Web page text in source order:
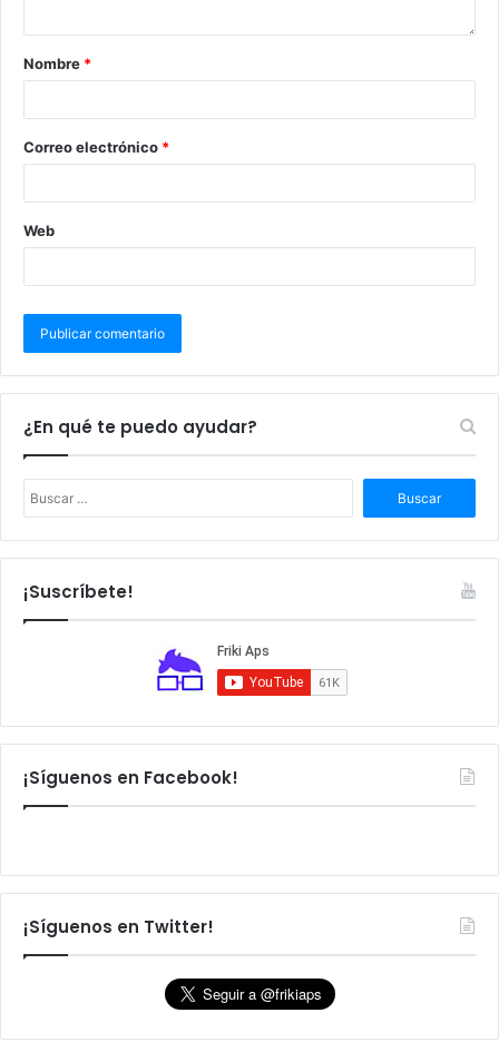
Nombre *
Correo electrónico *
Web
¿En qué te puedo ayudar?
s
c
¡Suscríbete!
¡Síguenos en Facebook!
¡Síguenos en Twitter!